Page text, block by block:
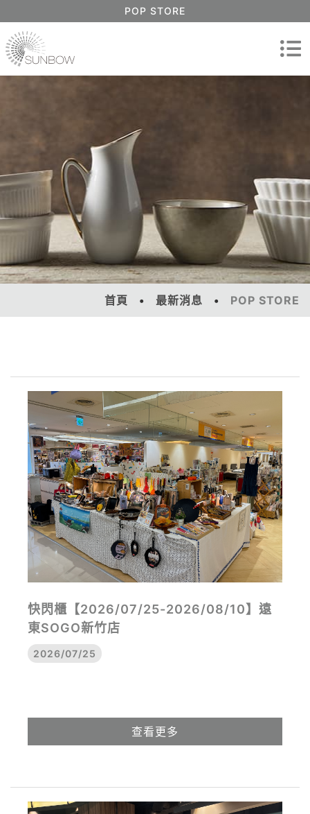
POP STORE
首頁 最新消息 POP STORE
快閃櫃【2026/07/25-2026/08/10】遠
東SOGO新竹店
2026/07/25
查看更多